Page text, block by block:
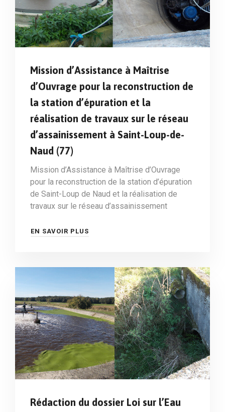
Mission d’Assistance à Maîtrise
d’Ouvrage pour la reconstruction de
la station d’épuration et la
réalisation de travaux sur le réseau
d’assainissement à Saint-Loup-de-
Naud (77)
Mission d’Assistance à Maîtrise d’Ouvrage
pour la reconstruction de la station d’épuration
de Saint-Loup de Naud et la réalisation de
travaux sur le réseau d’assainissement
EN SAVOIR PLUS
Rédaction du dossier Loi sur l’Eau